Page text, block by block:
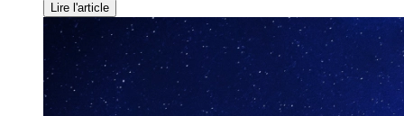
Lire l'article